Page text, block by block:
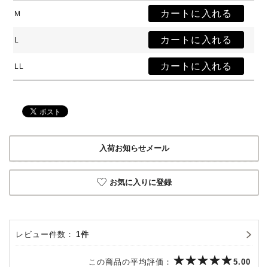
M
L
LL
入荷お知らせメール
お気に入りに登録
レビュー件数： 1件
この商品の平均評価： 5.00